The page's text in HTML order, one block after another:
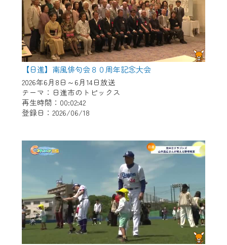
【日進】南風俳句会８０周年記念大会
2026年6月8日～6月14日放送
テーマ：日進市のトピックス
再生時間：00:02:42
登録日：2026/06/18